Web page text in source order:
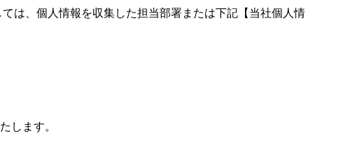
は、個人情報を収集した担当部署または下記【当社個人情
します。